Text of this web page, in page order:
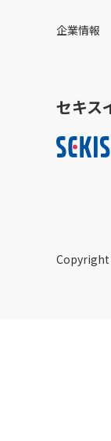
企業情報
セキス
Copyright